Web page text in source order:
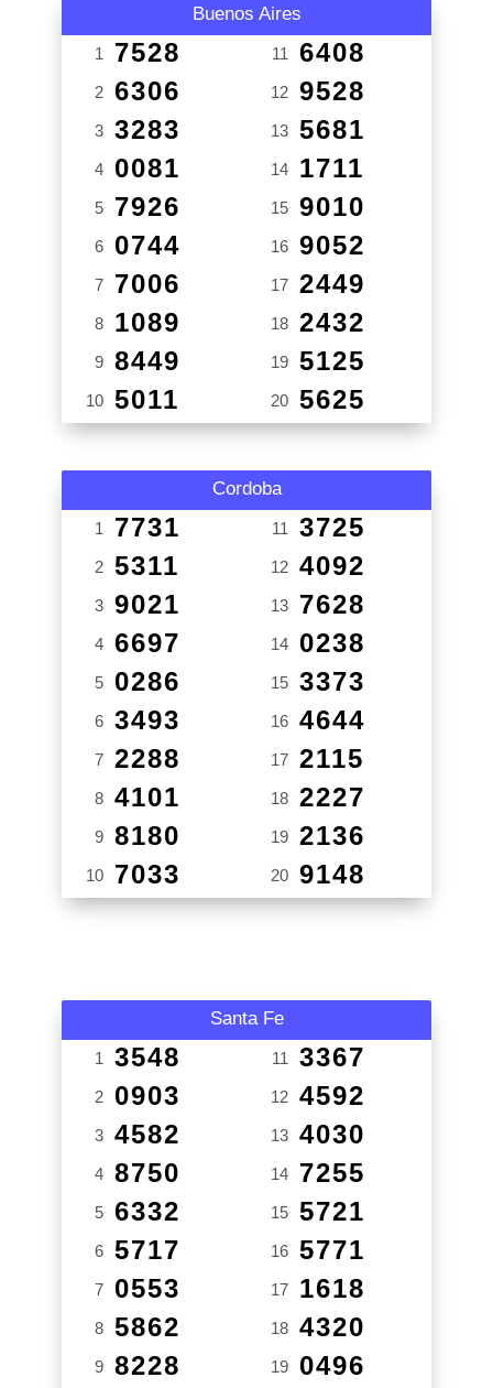
Buenos Aires
1 7528
2 6306
3 3283
4 0081
5 7926
6 0744
7 7006
8 1089
9 8449
10 5011
11 6408
12 9528
13 5681
14 1711
15 9010
16 9052
17 2449
18 2432
19 5125
20 5625
Cordoba
1 7731
2 5311
3 9021
4 6697
5 0286
6 3493
7 2288
8 4101
9 8180
10 7033
11 3725
12 4092
13 7628
14 0238
15 3373
16 4644
17 2115
18 2227
19 2136
20 9148
Santa Fe
1 3548
2 0903
3 4582
4 8750
5 6332
6 5717
7 0553
8 5862
9 8228
11 3367
12 4592
13 4030
14 7255
15 5721
16 5771
17 1618
18 4320
19 0496